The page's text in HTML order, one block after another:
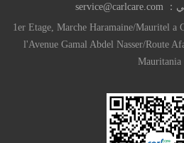
：
service@carlcare.com
1er Etage, Marche Haramaine/Mauritel a
l'Avenue Gamal Abdel Nasser/Route
Mauritania